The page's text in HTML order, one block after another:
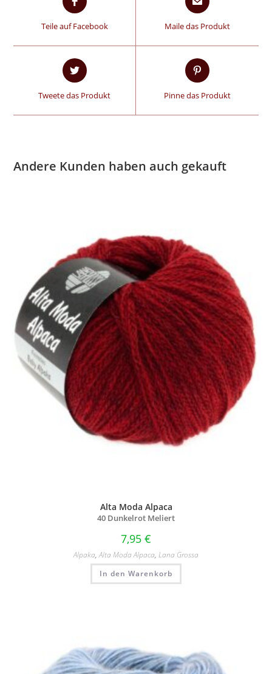
Teile auf Facebook Maile das Produkt
Tweete das Produkt Pinne das Produkt
Andere Kunden haben auch gekauft
Alta Moda Alpaca
40 Dunkelrot Meliert
7,95 €
Alpaka,Alta Moda Alpaca, Lana Grossa
In den Warenkorb